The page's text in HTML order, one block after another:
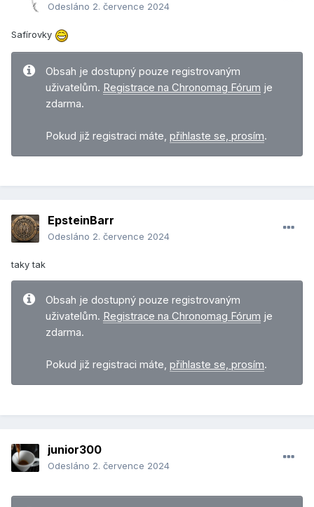
Odesláno 2. července 2024
Safírovky
Obsah je dostupný pouze registrovaným
uživatelům. Registrace na Chronomag Fórum je
zdarma.
Pokud již registraci máte, přihlaste se, prosím.
EpsteinBarr
Odesláno 2. července 2024
taky tak
Obsah je dostupný pouze registrovaným
uživatelům. Registrace na Chronomag Fórum je
zdarma.
Pokud již registraci máte, přihlaste se, prosím.
junior300
Odesláno 2. července 2024